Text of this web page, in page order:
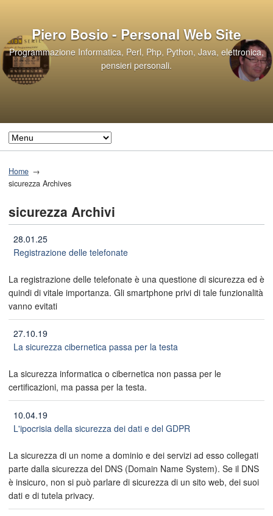
Piero Bosio - Personal Web Site
Programmazione Informatica, Perl, Php, Python, Java, elettronica,
pensieri personali.
Home
sicurezza Archives
sicurezza Archivi
28.01.25
Registrazione delle telefonate
La registrazione delle telefonate è una questione di sicurezza ed è
quindi di vitale importanza. Gli smartphone privi di tale funzionalità
vanno evitati
27.10.19
La sicurezza cibernetica passa per la testa
La sicurezza informatica o cibernetica non passa per le
certificazioni, ma passa per la testa.
10.04.19
L'ipocrisia della sicurezza dei dati e del GDPR
La sicurezza di un nome a dominio e dei servizi ad esso collegati
parte dalla sicurezza del DNS (Domain Name System). Se il DNS
è insicuro, non si può parlare di sicurezza di un sito web, dei suoi
dati e di tutela privacy.